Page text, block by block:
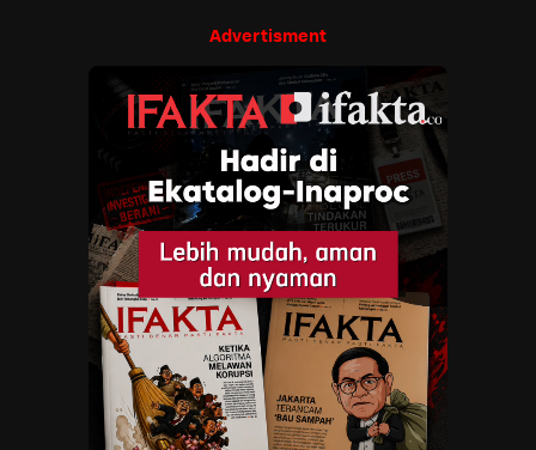
Advertisment